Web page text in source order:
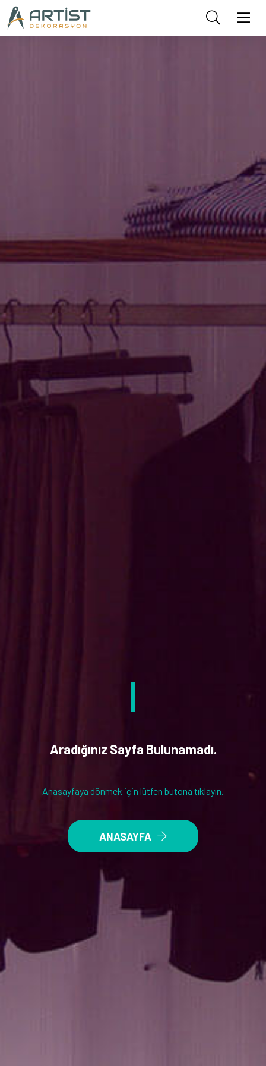
Aradığınız Sayfa Bulunamadı.
Anasayfaya dönmek için lütfen butona tıklayın.
ANASAYFA